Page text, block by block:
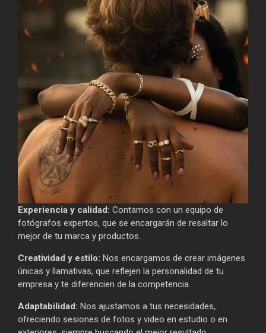
Experiencia y calidad: Contamos con un equipo de
fotógrafos expertos, que se encargarán de resaltar lo
mejor de tu marca y productos.
Creatividad y estilo: Nos encargamos de crear imágenes
únicas y llamativas, que reflejen la personalidad de tu
empresa y te diferencien de la competencia.
Adaptabilidad: Nos ajustamos a tus necesidades,
ofreciendo sesiones de fotos y video en estudio o en